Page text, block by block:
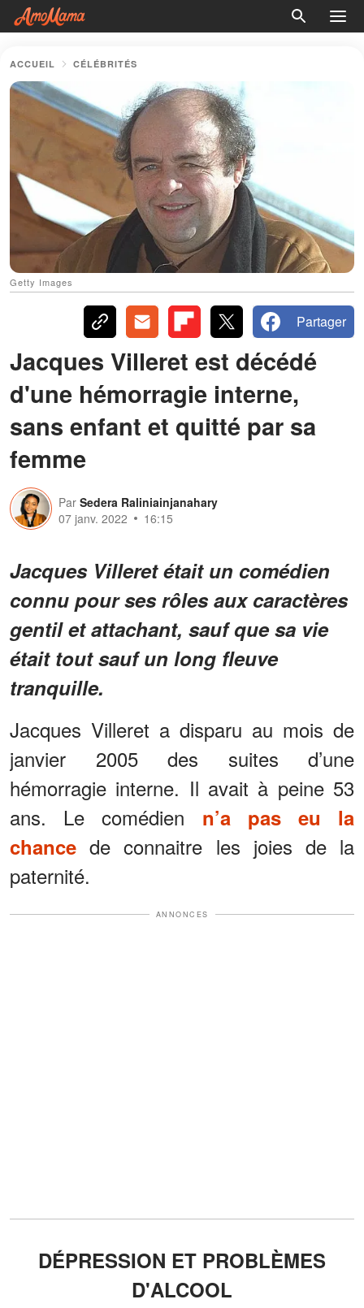
ACCUEIL CÉLÉBRITÉS
Getty Images
Partager
Jacques Villeret est décédé
d'une hémorragie interne,
sans enfant et quitté par sa
femme
Par Sedera Raliniainjanahary
07 janv. 2022
16:15
Jacques Villeret était un comédien
connu pour ses rôles aux caractères
gentil et attachant, sauf que sa vie
était tout sauf un long fleuve
tranquille.
Jacques Villeret a disparu au mois de
janvier 2005 des suites d’une
hémorragie interne. Il avait à peine 53
ans. Le comédien n’a pas eu la
chance de connaitre les joies de la
paternité.
ANNONCES
DÉPRESSION ET PROBLÈMES
D'ALCOOL